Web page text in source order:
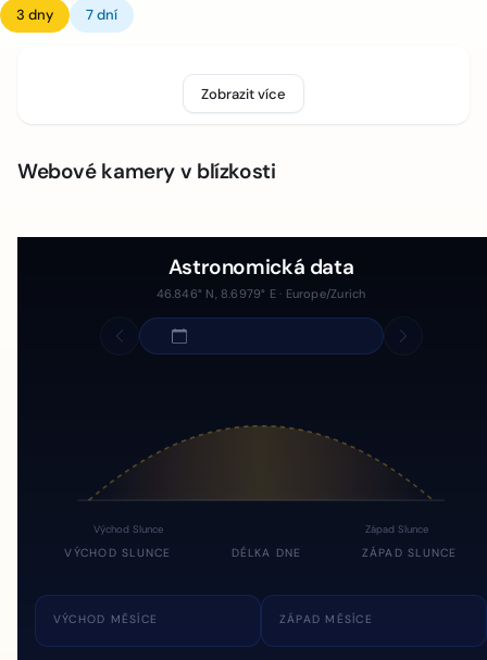
3 dny 7 dní
Zobrazit více
Webové kamery v blízkosti
Astronomická data
46.846° N, 8.6979° E · Europe/Zurich
Východ Slunce Západ Slunce
VÝCHOD SLUNCE DÉLKA DNE ZÁPAD SLUNCE
VÝCHOD MĚSÍCE ZÁPAD MĚSÍCE